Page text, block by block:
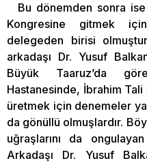
Bu dönemden sonra
Kongresine gitmek
delegeden birisi
arkadaşı Dr. Yusuf
Büyük Taaruz’da
Hastanesinde, İbrahim
üretmek için denemeler
da gönüllü olmuşlardır.
uğraşlarını da
Arkadaşı Dr. Yusuf